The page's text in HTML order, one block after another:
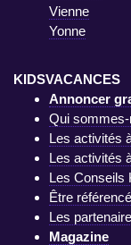
Vienne
Yonne
KIDSVACANCES
Annoncer
Qui sommes-
Les activités
Les activités
Les Conseils
Être
Les
Magazine